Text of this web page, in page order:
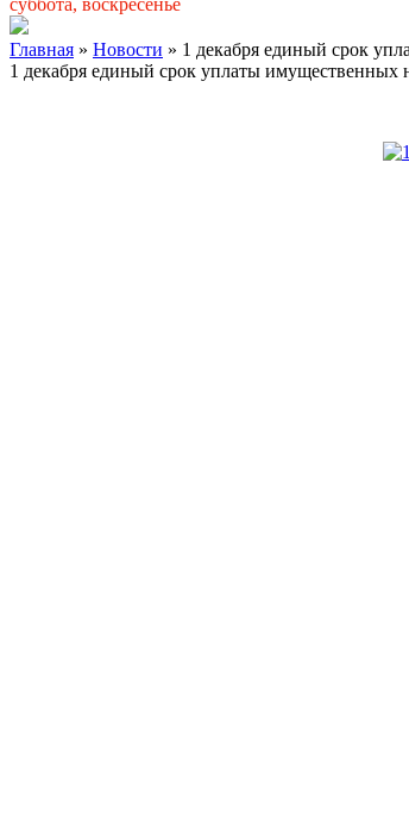
Главная » Новости » 1 декабря единый срок
1 декабря единый срок уплаты имущественных